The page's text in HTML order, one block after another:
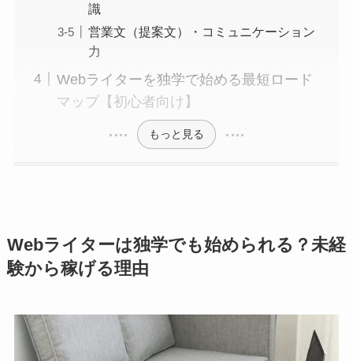
識
営業文（提案文）・コミュニケーション
力
Webライターを独学で始める最短ロード
マップ【初心者向け】
もっと見る
Webライターは独学でも始められる？未経
験から稼げる理由